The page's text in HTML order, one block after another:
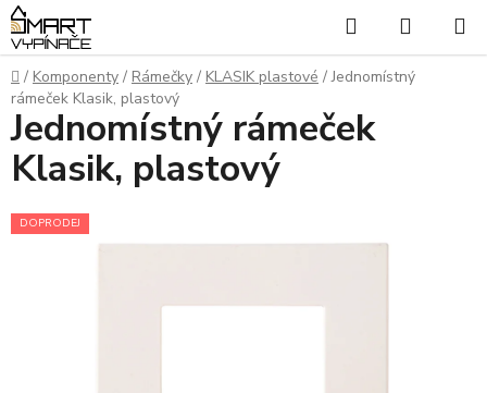
Přejít
na
obsah
Hledat
KOŠÍK
Domů
/ Komponenty / Rámečky / KLASIK plastové / Jednomístný
rámeček Klasik, plastový
Jednomístný rámeček
Klasik, plastový
DOPRODEJ